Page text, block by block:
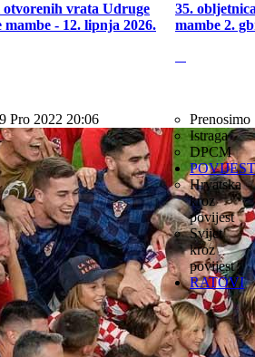
otvorenih vrata Udruge
mambe - 12. lipnja 2026.
35.
mambe 2.
Pro 2022 20:06
Prenosimo
Istraga
DPCM
POVIJEST
Hrvatska
kroz
povijest
Svijet
kroz
povijest
RATOVI